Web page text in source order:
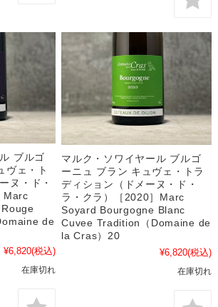
ブルゴ
ヴェ・ト
ヌ・ド・
Marc
de
¥6,820(税込)
在庫切れ
マルク・ソワイヤール ブルゴ
ーニュ ブラン キュヴェ・トラ
ディション（ドメーヌ・ド・
ラ・クラ）［2020］Marc
Soyard Bourgogne Blanc
Cuvee Tradition（Domaine de
la Cras）20
¥6,820(税込)
在庫切れ